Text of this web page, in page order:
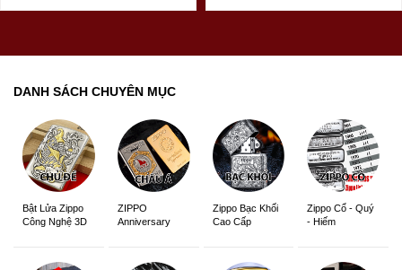
DANH SÁCH CHUYÊN MỤC
Bật Lửa Zippo
Công Nghệ 3D
ZIPPO
Anniversary
Zippo Bạc Khối
Cao Cấp
Zippo Cổ - Quý
- Hiếm